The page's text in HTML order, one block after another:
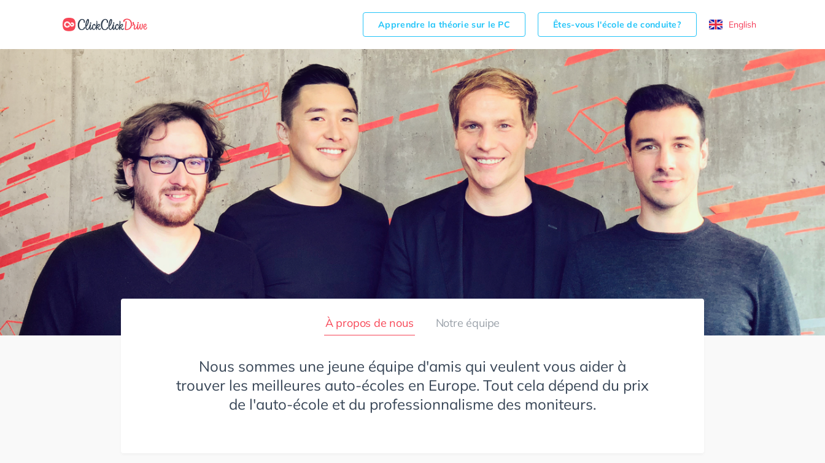
Apprendre la théorie sur le PC Êtes-vous l'école de conduite? English
À propos de nous Notre équipe
Nous sommes une jeune équipe d'amis qui veulent vous aider à
trouver les meilleures auto-écoles en Europe. Tout cela dépend du prix
de l'auto-école et du professionnalisme des moniteurs.